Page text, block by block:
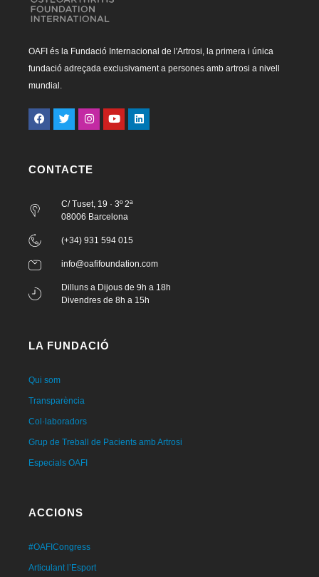
OAFI és la Fundació Internacional de l'Artrosi, la primera i única
fundació adreçada exclusivament a persones amb artrosi a nivell
mundial.
CONTACTE
C/ Tuset, 19 · 3º 2ª
08006 Barcelona
(+34) 931 594 015
info@oafifoundation.com
Dilluns a Dijous de 9h a 18h
Divendres de 8h a 15h
LA FUNDACIÓ
Qui som
Transparència
Col·laboradors
Grup de Treball de Pacients amb Artrosi
Especials OAFI
ACCIONS
#OAFICongress
Articulant l’Esport